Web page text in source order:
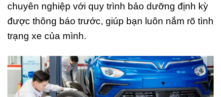
chuyên nghiệp với quy trình bảo dưỡng định kỳ
được thông báo trước, giúp bạn luôn nắm rõ tình
trạng xe của mình.